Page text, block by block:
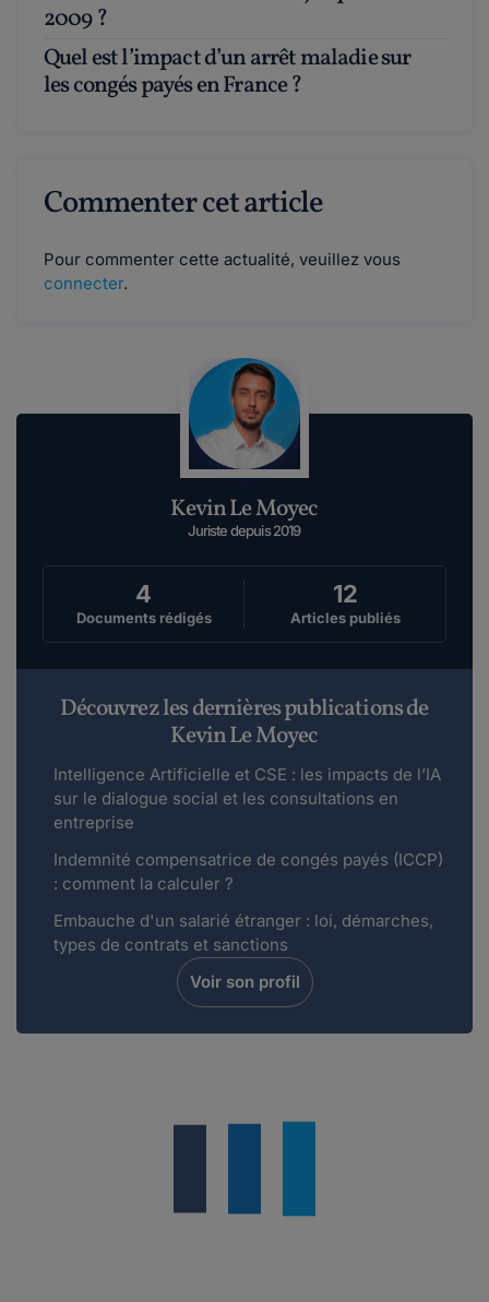
2009 ?
Quel est l’impact d’un arrêt maladie sur
les congés payés en France ?
Commenter cet article
Pour commenter cette actualité, veuillez vous
connecter.
Kevin Le Moyec
Juriste depuis 2019
4
Documents rédigés
12
Articles publiés
Découvrez les dernières publications de
Kevin Le Moyec
Intelligence Artificielle et CSE : les impacts de l’IA
sur le dialogue social et les consultations en
entreprise
Indemnité compensatrice de congés payés (ICCP)
: comment la calculer ?
Embauche d'un salarié étranger : loi, démarches,
types de contrats et sanctions
Voir son profil